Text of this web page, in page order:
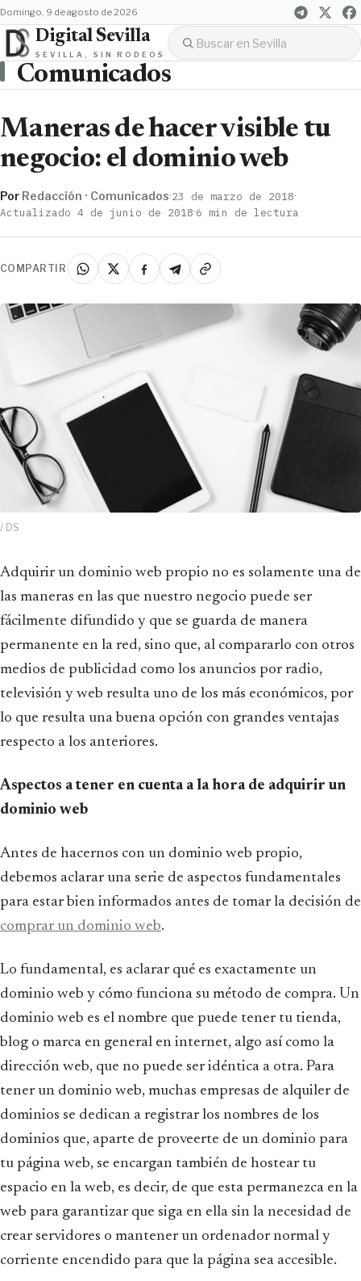
domingo, 9 de agosto de 2026
Digital Sevilla
SEVILLA, SIN RODEOS
Comunicados
Maneras de hacer visible tu
negocio: el dominio web
Por Redacción · Comunicados·23 de marzo de 2018·
Actualizado 4 de junio de 2018·6 min de lectura
COMPARTIR
/ DS
Adquirir un dominio web propio no es solamente una de
las maneras en las que nuestro negocio puede ser
fácilmente difundido y que se guarda de manera
permanente en la red, sino que, al compararlo con otros
medios de publicidad como los anuncios por radio,
televisión y web resulta uno de los más económicos, por
lo que resulta una buena opción con grandes ventajas
respecto a los anteriores.
Aspectos a tener en cuenta a la hora de adquirir un
dominio web
Antes de hacernos con un dominio web propio,
debemos aclarar una serie de aspectos fundamentales
para estar bien informados antes de tomar la decisión de
comprar un dominio web.
Lo fundamental, es aclarar qué es exactamente un
dominio web y cómo funciona su método de compra. Un
dominio web es el nombre que puede tener tu tienda,
blog o marca en general en internet, algo así como la
dirección web, que no puede ser idéntica a otra. Para
tener un dominio web, muchas empresas de alquiler de
dominios se dedican a registrar los nombres de los
dominios que, aparte de proveerte de un dominio para
tu página web, se encargan también de hostear tu
espacio en la web, es decir, de que esta permanezca en la
web para garantizar que siga en ella sin la necesidad de
crear servidores o mantener un ordenador normal y
corriente encendido para que la página sea accesible.